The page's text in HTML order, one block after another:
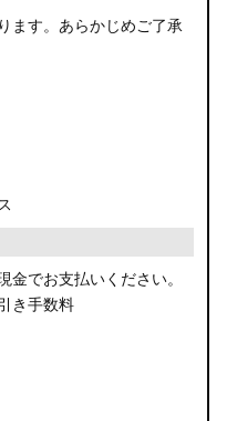
ます。あらかじめご了承
でお支払いください。
き手数料